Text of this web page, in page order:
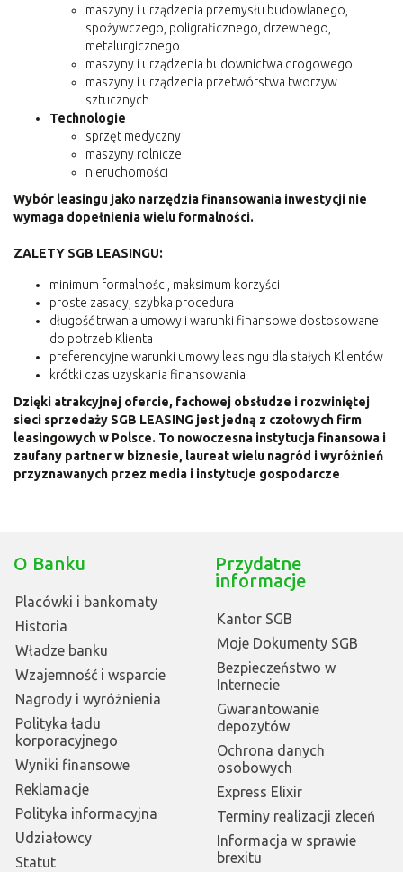
maszyny i urządzenia przemysłu budowlanego,
spożywczego, poligraficznego, drzewnego,
metalurgicznego
maszyny i urządzenia budownictwa drogowego
maszyny i urządzenia przetwórstwa tworzyw
sztucznych
Technologie
sprzęt medyczny
maszyny rolnicze
nieruchomości
Wybór leasingu jako narzędzia finansowania inwestycji nie
wymaga dopełnienia wielu formalności.
ZALETY SGB LEASINGU:
minimum formalności, maksimum korzyści
proste zasady, szybka procedura
długość trwania umowy i warunki finansowe dostosowane
do potrzeb Klienta
preferencyjne warunki umowy leasingu dla stałych Klientów
krótki czas uzyskania finansowania
Dzięki atrakcyjnej ofercie, fachowej obsłudze i rozwiniętej
sieci sprzedaży SGB LEASING jest jedną z czołowych firm
leasingowych w Polsce. To nowoczesna instytucja finansowa i
zaufany partner w biznesie, laureat wielu nagród i wyróżnień
przyznawanych przez media i instytucje gospodarcze
O Banku
Placówki i bankomaty
Historia
Władze banku
Wzajemność i wsparcie
Nagrody i wyróżnienia
Polityka ładu
korporacyjnego
Wyniki finansowe
Reklamacje
Polityka informacyjna
Udziałowcy
Statut
Przydatne
informacje
Kantor SGB
Moje Dokumenty SGB
Bezpieczeństwo w
Internecie
Gwarantowanie
depozytów
Ochrona danych
osobowych
Express Elixir
Terminy realizacji zleceń
Informacja w sprawie
brexitu